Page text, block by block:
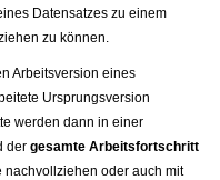
Datensatzes zu einem
zu können.
Arbeitsversion eines
Ursprungsversion
werden dann in einer
der gesamte Arbeitsfortschritt
nachvollziehen oder auch mit